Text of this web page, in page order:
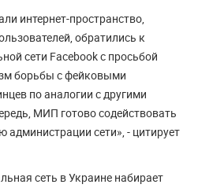
интернет-пространство,
обратились к
сети Facebook с просьбой
борьбы с фейковыми
по аналогии с другими
МИП готово содействовать
администрации сети», - цитирует
сеть в Украине набирает